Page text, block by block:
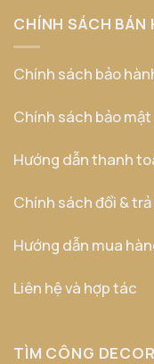
CHÍNH SÁCH BÁN
Chính sách bảo
Chính sách bảo mật
Hướng dẫn thanh
Chính sách đổi &
Hướng dẫn mua
Liên hệ và hợp tác
TÌM CÔNG